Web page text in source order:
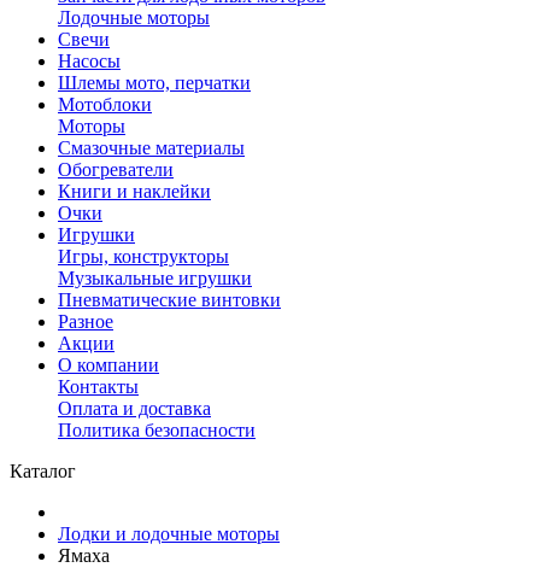
Лодочные моторы
Свечи
Насосы
Шлемы мото, перчатки
Мотоблоки
Моторы
Смазочные материалы
Обогреватели
Книги и наклейки
Очки
Игрушки
Игры, конструкторы
Музыкальные игрушки
Пневматические винтовки
Разное
Акции
О компании
Контакты
Оплата и доставка
Политика безопасности
Каталог
Лодки и лодочные моторы
Ямаха